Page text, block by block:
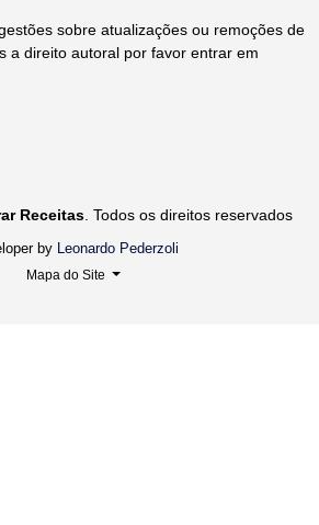
sobre atualizações ou remoções de
a direito autoral por favor entrar em
Receitas. Todos os direitos reservados
by Leonardo Pederzoli
Mapa do Site